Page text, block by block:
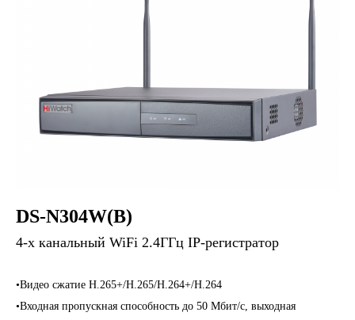
DS-N304W(B)
4-х канальный WiFi 2.4ГГц IP-регистратор
•Видео сжатие H.265+/H.265/H.264+/H.264
•Входная пропускная способность до 50 Мбит/с, выходная